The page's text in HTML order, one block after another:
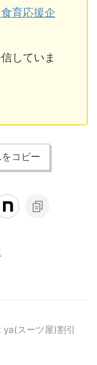
育応援企
していま
コピー
ya(スーツ屋)割引